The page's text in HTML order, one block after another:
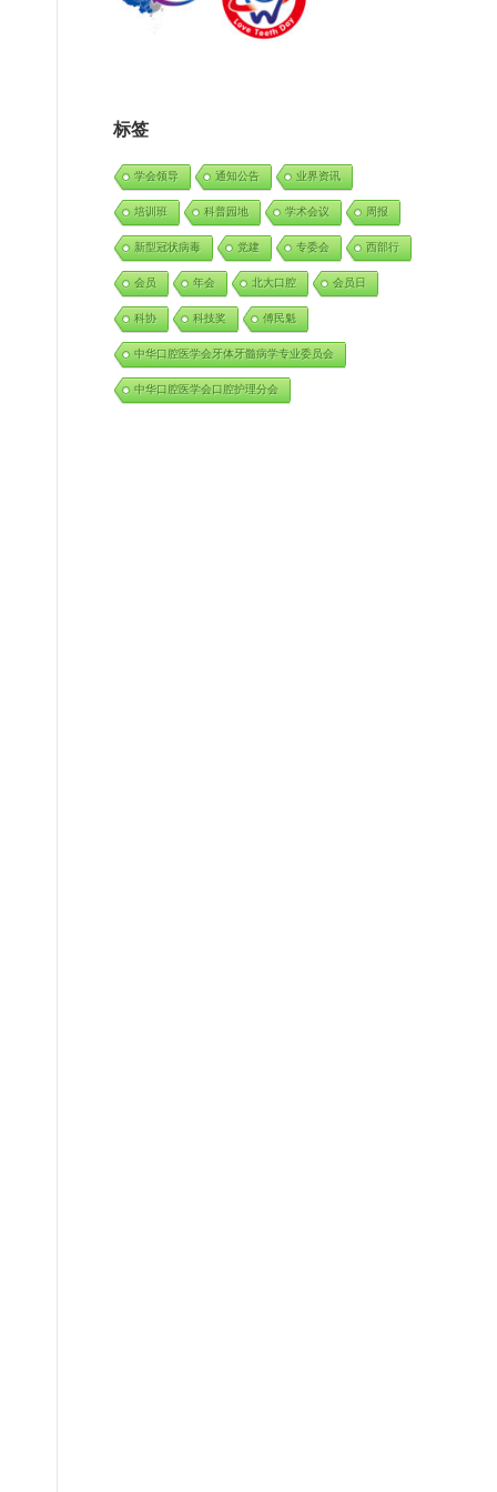
标签
学会领导 通知公告 业界资讯
培训班 科普园地 学术会议 周报
新型冠状病毒 党建 专委会 西部行
会员 年会 北大口腔 会员日
科协 科技奖 傅民魁
中华口腔医学会牙体牙髓病学专业委员会
中华口腔医学会口腔护理分会